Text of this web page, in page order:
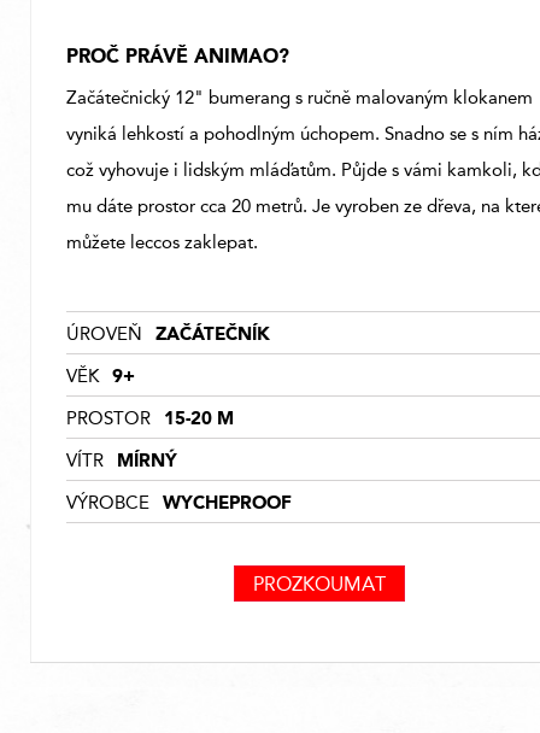
PROČ PRÁVĚ ANIMAO?
Začátečnický 12" bumerang s ručně malovaným klokanem
vyniká lehkostí a pohodlným úchopem. Snadno se s ním
což vyhovuje i lidským mláďatům. Půjde s vámi kamkoli,
mu dáte prostor cca 20 metrů. Je vyroben ze dřeva, na
můžete leccos zaklepat.
ÚROVEŇ ZAČÁTEČNÍK
VĚK 9+
PROSTOR 15-20 M
VÍTR MÍRNÝ
VÝROBCE WYCHEPROOF
PROZKOUMAT